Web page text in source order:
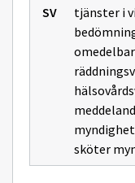
tjänster i
sköter